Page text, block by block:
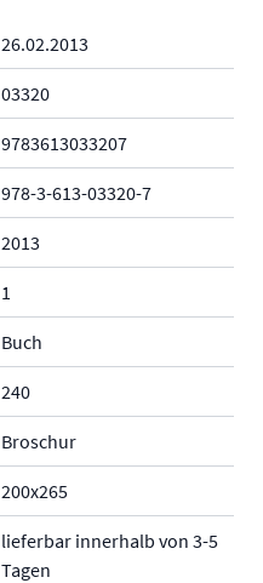
26.02.2013
03320
9783613033207
978-3-613-03320-7
2013
1
Buch
240
Broschur
200x265
lieferbar innerhalb von 3-5
Tagen